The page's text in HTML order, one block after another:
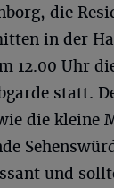
die
in der
12.00 Uhr
statt.
die kleine
und